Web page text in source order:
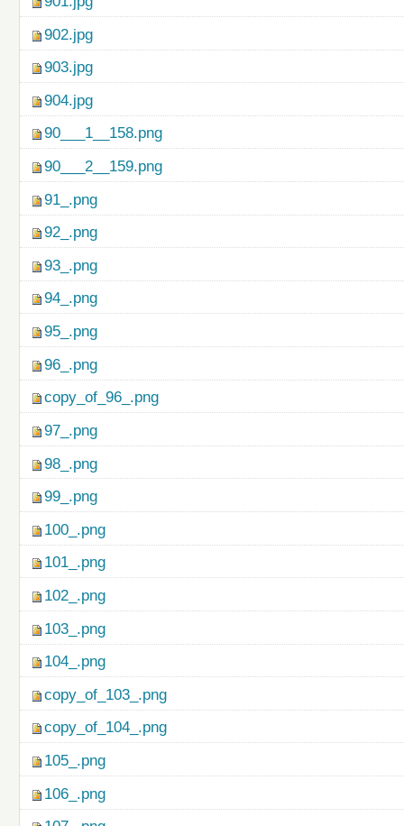
902.jpg
903.jpg
904.jpg
90___1__158.png
90___2__159.png
91_.png
92_.png
93_.png
94_.png
95_.png
96_.png
copy_of_96_.png
97_.png
98_.png
99_.png
100_.png
101_.png
102_.png
103_.png
104_.png
copy_of_103_.png
copy_of_104_.png
105_.png
106_.png